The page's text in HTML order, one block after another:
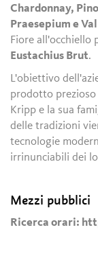
Chardonnay,
Praesepium e
Fiore
Eustachius Brut.
L'obiettivo
prodotto prezioso
Kripp e la sua
delle tradizioni
tecnologie
irrinunciabili dei
Mezzi pubblici
Ricerca orari: